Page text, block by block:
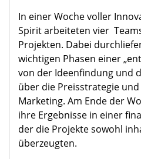
In einer Woche voller
Spirit arbeiteten vier
Projekten. Dabei
wichtigen Phasen einer
von der Ideenfindung und
über die Preisstrategie
Marketing. Am Ende der
ihre Ergebnisse in einer
der die Projekte sowohl
überzeugten.